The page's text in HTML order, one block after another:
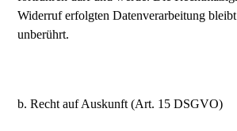
Widerruf erfolgten Datenverarbeitung
unberührt.
b. Recht auf Auskunft (Art. 15 DSGVO)